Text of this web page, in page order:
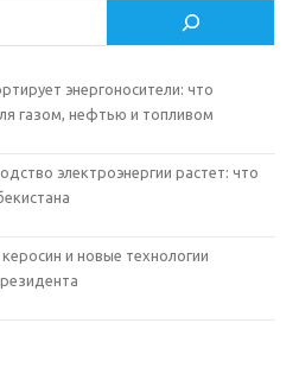
энергоносители: что
газом, нефтью и топливом
электроэнергии растет: что
и новые технологии